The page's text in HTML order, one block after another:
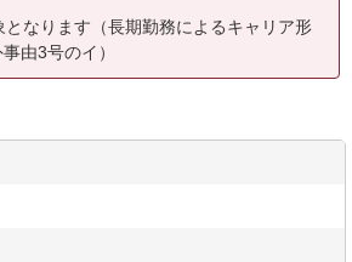
なります（長期勤務によるキャリア形
由3号のイ）